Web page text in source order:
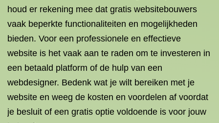
houd er rekening mee dat gratis websitebouwers
vaak beperkte functionaliteiten en mogelijkheden
bieden. Voor een professionele en effectieve
website is het vaak aan te raden om te investeren in
een betaald platform of de hulp van een
webdesigner. Bedenk wat je wilt bereiken met je
website en weeg de kosten en voordelen af voordat
je besluit of een gratis optie voldoende is voor jouw